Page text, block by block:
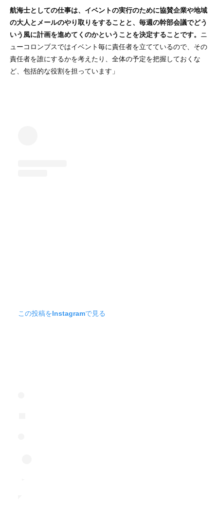
航海士としての仕事は、イベントの実行のために協賛企業や地域
の大人とメールのやり取りをすることと、毎週の幹部会議でどう
いう風に計画を進めてくのかということを決定することです。 ニ
ューコロンブスではイベント毎に責任者を立てているので、その
責任者を誰にするかを考えたり、全体の予定を把握しておくな
ど、包括的な役割を担っています」
この投稿をInstagramで見る